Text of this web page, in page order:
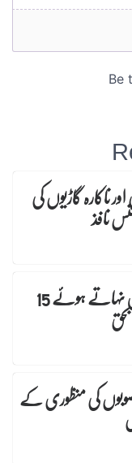
ناکارہ گاڑیوں کی
نافذ
یوحناآباد:بارشی پانی میں نہاتے ہوئے 15
کی منظوری کے